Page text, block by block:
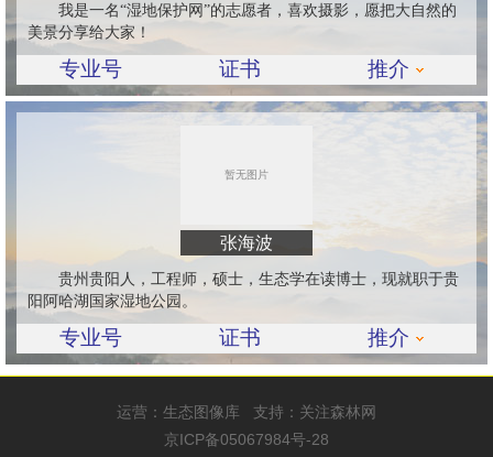
我是一名“湿地保护网”的志愿者，喜欢摄影，愿把大自然的
美景分享给大家！
专业号 证书 推介
张海波
贵州贵阳人，工程师，硕士，生态学在读博士，现就职于贵
阳阿哈湖国家湿地公园。
专业号 证书 推介
运营： 生态图像库 支持： 关注森林网
京ICP备05067984号-28